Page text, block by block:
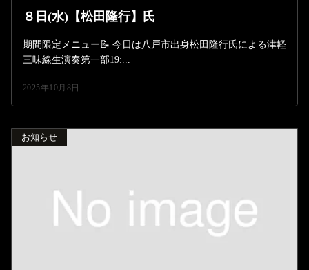
８日(水)【松田隆行】氏
期間限定メニュー📝 今日は八戸市出身松田隆行氏による津軽
三味線生演奏第一部19:...
2025年10月8日
お知らせ